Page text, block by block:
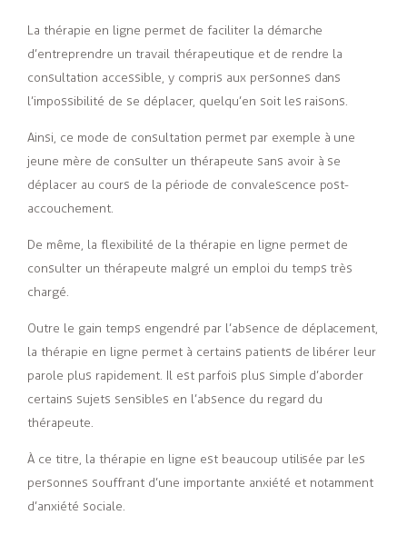
La thérapie en ligne permet de faciliter la démarche
d’entreprendre un travail thérapeutique et de rendre la
consultation accessible, y compris aux personnes dans
l’impossibilité de se déplacer, quelqu’en soit les raisons.
Ainsi, ce mode de consultation permet par exemple à une
jeune mère de consulter un thérapeute sans avoir à se
déplacer au cours de la période de convalescence post-
accouchement.
De même, la flexibilité de la thérapie en ligne permet de
consulter un thérapeute malgré un emploi du temps très
chargé.
Outre le gain temps engendré par l’absence de déplacement,
la thérapie en ligne permet à certains patients de libérer leur
parole plus rapidement. Il est parfois plus simple d’aborder
certains sujets sensibles en l’absence du regard du
thérapeute.
À ce titre, la thérapie en ligne est beaucoup utilisée par les
personnes souffrant d’une importante anxiété et notamment
d’anxiété sociale.